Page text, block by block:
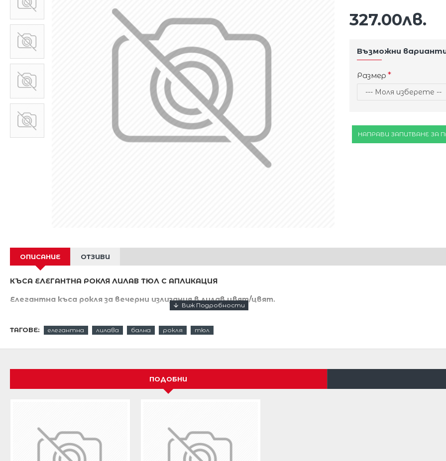
327.00лв.
Възможни
Размер
НАПРАВИ ЗАПИТВАНЕ ЗА
ОПИСАНИЕ ОТЗИВИ
КЪСА ЕЛЕГАНТНА РОКЛЯ ЛИЛАВ ТЮЛ С АПЛИКАЦИЯ
Елегантна къса рокля за вечерни излизания в лилав цвят/цвят.
Необичаен модел ,с който ще впечатлите всеки мъж.
Невероятно ефектен модел.
Дължина на рокличката 60 см .
Красива черна сатенена панделка на талията придава
ТАГОВЕ: елегантна лилава бална рокля тюл
ПОДОБНИ